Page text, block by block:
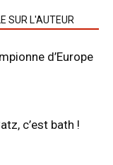
SUR L'AUTEUR
d’Europe
c’est bath !